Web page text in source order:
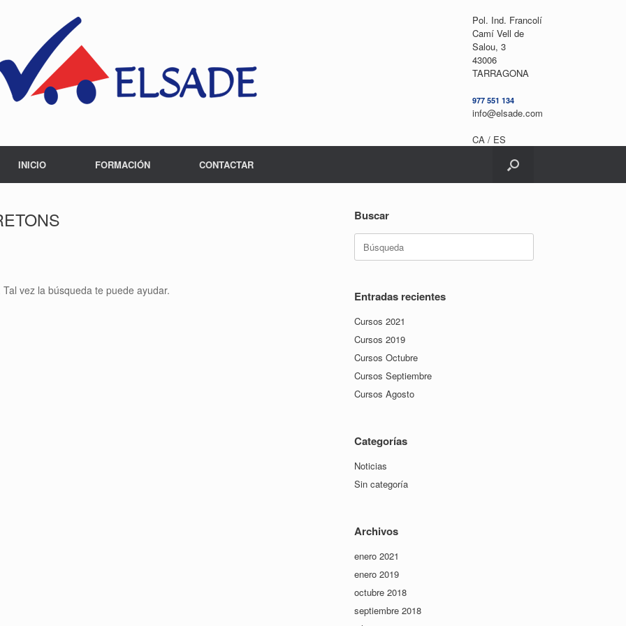
Pol. Ind. Francolí
Camí Vell de
Salou, 3
43006
TARRAGONA
977 551 134
info@elsade.com
CA / ES
INICIO
FORMACIÓN CONTACTAR
vez la búsqueda te puede ayudar.
Buscar
Buscar:
Entradas recientes
Cursos 2021
Cursos 2019
Cursos Octubre
Cursos Septiembre
Cursos Agosto
Categorías
Noticias
Sin categoría
Archivos
enero 2021
enero 2019
octubre 2018
septiembre 2018